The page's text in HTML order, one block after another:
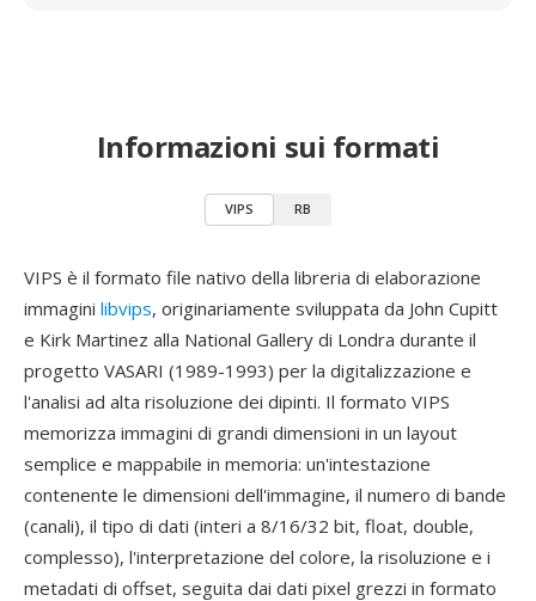
Informazioni sui formati
VIPS RB
VIPS è il formato file nativo della libreria di elaborazione
immagini libvips, originariamente sviluppata da John Cupitt
e Kirk Martinez alla National Gallery di Londra durante il
progetto VASARI (1989-1993) per la digitalizzazione e
l'analisi ad alta risoluzione dei dipinti. Il formato VIPS
memorizza immagini di grandi dimensioni in un layout
semplice e mappabile in memoria: un'intestazione
contenente le dimensioni dell'immagine, il numero di bande
(canali), il tipo di dati (interi a 8/16/32 bit, float, double,
complesso), l'interpretazione del colore, la risoluzione e i
metadati di offset, seguita dai dati pixel grezzi in formato